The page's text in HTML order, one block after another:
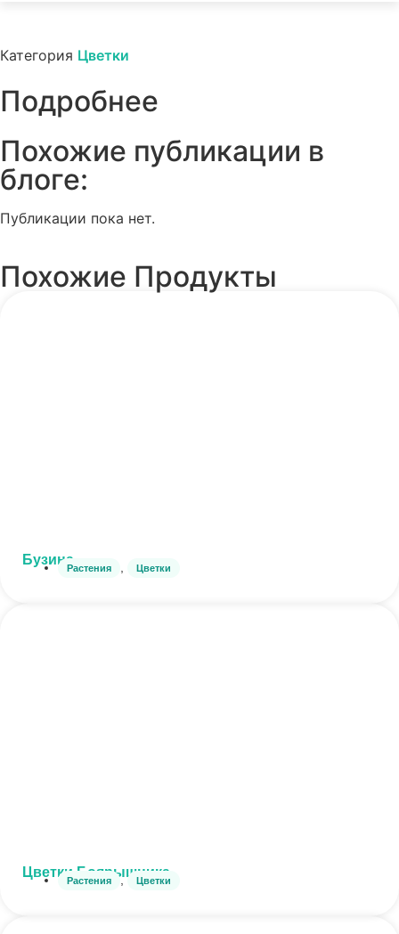
Категория Цветки
Подробнее
Похожие публикации в
блоге:​
Публикации пока нет.
Похожие Продукты
Бузина
Растения Цветки
Цветки Боярышника
Растения , Цветки